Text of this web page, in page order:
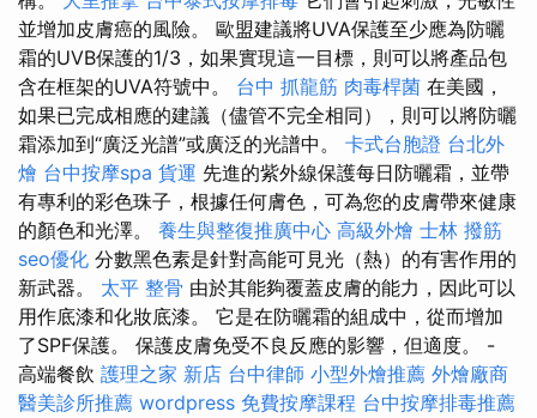
並增加皮膚癌的風險。 歐盟建議將UVA保護至少應為防曬
霜的UVB保護的1/3，如果實現這一目標，則可以將產品包
含在框架的UVA符號中。 台中 抓龍筋 肉毒桿菌 在美國，
如果已完成相應的建議（儘管不完全相同），則可以將防曬
霜添加到“廣泛光譜”或廣泛的光譜中。 卡式台胞證 台北外
燴 台中按摩spa 貨運 先進的紫外線保護每日防曬霜，並帶
有專利的彩色珠子，根據任何膚色，可為您的皮膚帶來健康
的顏色和光澤。 養生與整復推廣中心 高級外燴 士林 撥筋
seo優化 分數黑色素是針對高能可見光（熱）的有害作用的
新武器。 太平 整骨 由於其能夠覆蓋皮膚的能力，因此可以
用作底漆和化妝底漆。 它是在防曬霜的組成中，從而增加
了SPF保護。 保護皮膚免受不良反應的影響，但適度。 -
高端餐飲 護理之家 新店 台中律師 小型外燴推薦 外燴廠商
醫美診所推薦 wordpress 免費按摩課程 台中按摩排毒推薦